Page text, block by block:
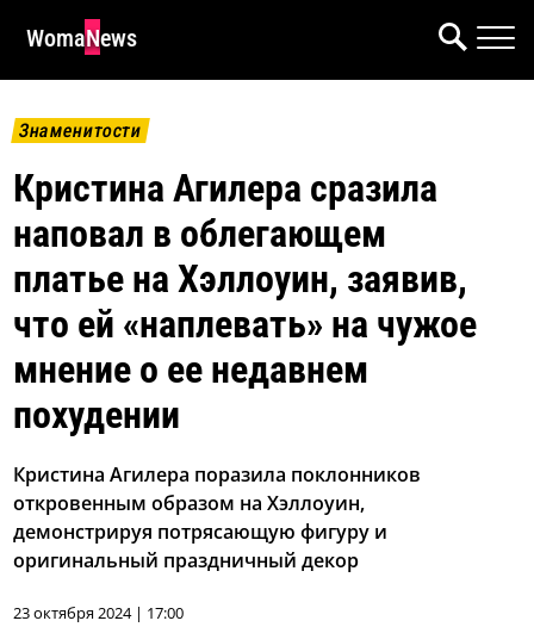
WomaNews
Знаменитости
Кристина Агилера сразила
наповал в облегающем
платье на Хэллоуин, заявив,
что ей «наплевать» на чужое
мнение о ее недавнем
похудении
Кристина Агилера поразила поклонников
откровенным образом на Хэллоуин,
демонстрируя потрясающую фигуру и
оригинальный праздничный декор
23 октября 2024 | 17:00